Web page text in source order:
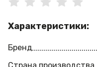
Характеристики:
Бренд